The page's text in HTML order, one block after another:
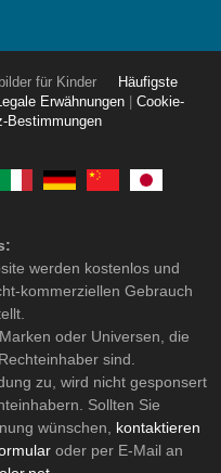
für Kinder
Häufigste
Erwähnungen
Cookie-
Bestimmungen
werden kostenlos und
kommerziellen Gebrauch
oder Universen, die
sind.
zu, wird nicht gesponsert
Sollten Sie
wünschen, kontaktieren
oder per E-Mail an